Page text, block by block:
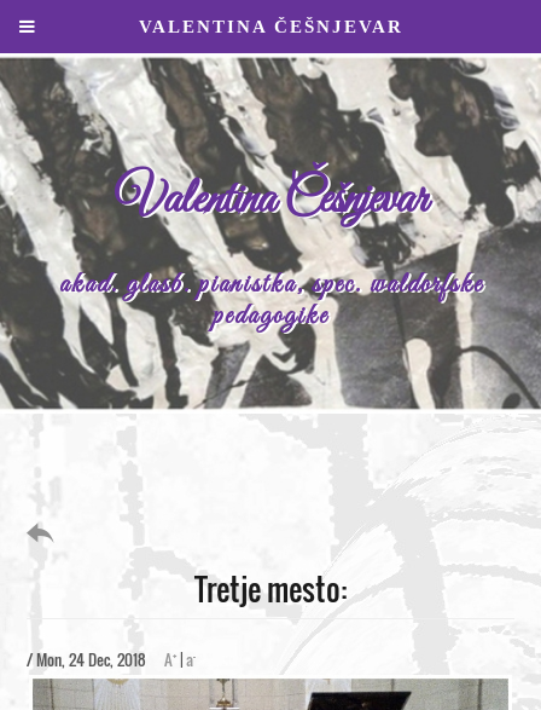
Valentina Češnjevar
akad. glasb. pianistka, spec. waldorfske
pedagogike
Tretje mesto:
/ Mon, 24 Dec, 2018A+ |a-
VALENTINA ČEŠNJEVAR